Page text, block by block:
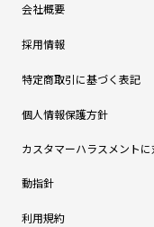
会社概要
採用情報
特定商取引に基づく表記
個人情報保護方針
カスタマーハラスメント
動指針
利用規約